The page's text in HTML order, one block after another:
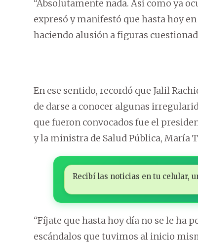
“Absolutamente nada. Así como ya
expresó y manifestó que hasta hoy
haciendo alusión a figuras
En ese sentido, recordó que Jalil
de darse a conocer algunas
que fueron convocados fue el
y la ministra de Salud Pública, María
Recibí las noticias en tu celular,
“Fíjate que hasta hoy día no se le ha
escándalos que tuvimos al inicio